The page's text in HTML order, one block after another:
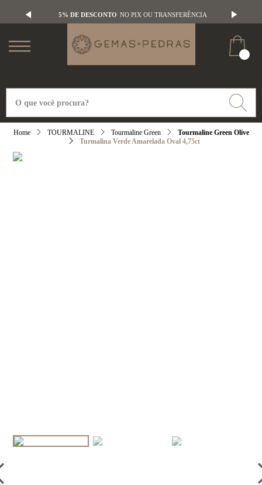
5% DE DESCONTO NO PIX OU TRANSFERÊNCIA
TOURMALINE Tourmaline Green
Tourmaline Green Olive
Turmalina Verde Amarelada Oval 4,75ct